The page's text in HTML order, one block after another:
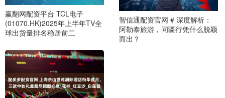
赢翻网配资平台 TCL电子
(01070.HK)2025年上半年TV全
球出货量排名稳居前二
智信通配资官网 # 深度解析：
阿勒泰旅游，问疆行凭什么脱颖
而出？